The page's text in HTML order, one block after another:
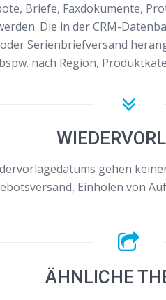
Briefe, Faxdokumente,
Die in der CRM-
Serienbriefversand
nach Region,
gehen
Einholen von
ÄHNLICHE